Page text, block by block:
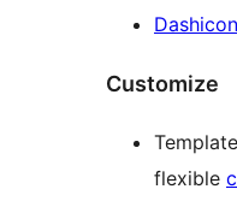
Customize
flexible